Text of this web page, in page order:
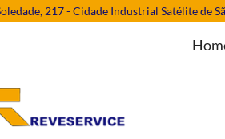
217 - Cidade Industrial Satélite de
de Pintura Industrial